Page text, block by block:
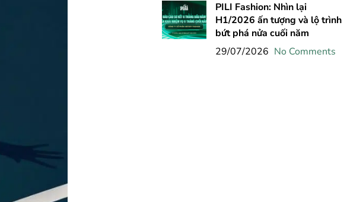
PILI Fashion: Nhìn lại
H1/2026 ấn tượng và lộ trình
bứt phá nửa cuối năm
29/07/2026 No Comments